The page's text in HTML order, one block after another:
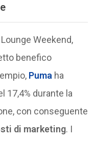
Weekend,
benefico
Puma ha
17,4% durante la
con conseguente
di marketing. I